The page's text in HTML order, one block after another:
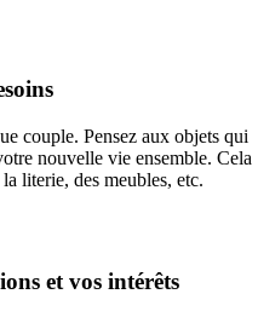
couple. Pensez aux objets qui
nouvelle vie ensemble. Cela
literie, des meubles, etc.
et vos intérêts